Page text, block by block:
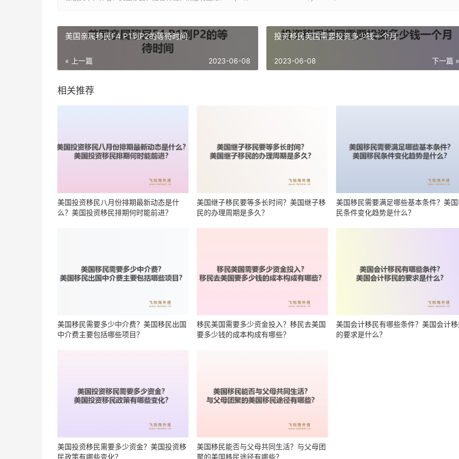
美国亲属移民F4 P1到P2的等待时间
« 上一篇 2023-06-08
投资移民美国需要投资多少钱一个月
下一篇 »
2023-06-08
相关推荐
美国投资移民八月份排期最新动态是什
么？美国投资移民排期何时能前进？
美国继子移民要等多长时间？美国继子移
民的办理周期是多久？
美国移民需要满足哪些基本条件？美
民条件变化趋势是什么？
美国移民需要多少中介费？美国移民出国
中介费主要包括哪些项目？
移民美国需要多少资金投入？移民去美国
要多少钱的成本构成有哪些？
美国会计移民有哪些条件？美国会计
的要求是什么？
美国投资移民需要多少资金？美国投资移
民政策有哪些变化？
美国移民能否与父母共同生活？与父母团
聚的美国移民途径有哪些？